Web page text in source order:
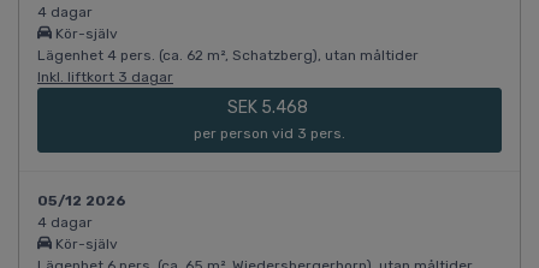
4 dagar
Kör-själv
Lägenhet 4 pers. (ca. 62 m², Schatzberg), utan måltider
Inkl. liftkort 3 dagar
SEK 5.468
per person vid 3 pers.
05/12 2026
4 dagar
Kör-själv